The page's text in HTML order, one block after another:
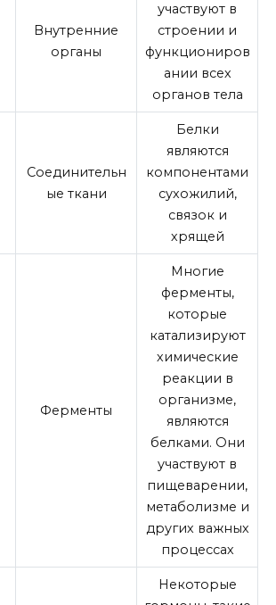
Внутренние
органы
участвуют в
строении и
функциониров
ании всех
органов тела
Соединительн
ые ткани
Белки
являются
компонентами
сухожилий,
связок и
хрящей
Ферменты
Многие
ферменты,
которые
катализируют
химические
реакции в
организме,
являются
белками. Они
участвуют в
пищеварении,
метаболизме и
других важных
процессах
Некоторые